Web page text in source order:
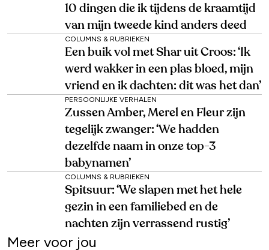
10 dingen die ik tijdens de kraamtijd
van mijn tweede kind anders deed
COLUMNS & RUBRIEKEN
Een buik vol met Shar uit Croos: ‘Ik
werd wakker in een plas bloed, mijn
vriend en ik dachten: dit was het dan’
PERSOONLIJKE VERHALEN
Zussen Amber, Merel en Fleur zijn
tegelijk zwanger: ‘We hadden
dezelfde naam in onze top-3
babynamen’
COLUMNS & RUBRIEKEN
Spitsuur: ‘We slapen met het hele
gezin in een familiebed en de
nachten zijn verrassend rustig’
Meer voor jou